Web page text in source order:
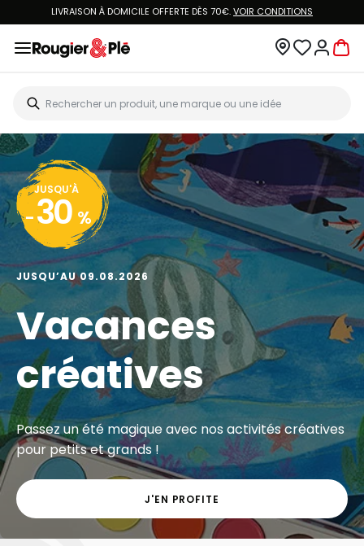
LIVRAISON À DOMICILE OFFERTE DÈS 70€.VOIR CONDITIONS
JUSQU'À
- 30 %
JUSQU’AU 09.08.2026
Vacances
créatives
Passez un été magique avec nos activités créatives
pour petits et grands !
J'EN PROFITE